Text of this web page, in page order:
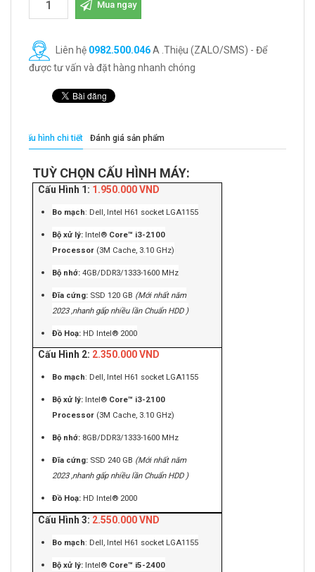
Mua ngay
Liên hệ 0982.500.046A .Thiệu (ZALO/SMS) - Để
được tư vấn và đặt hàng nhanh chóng
Cấu hình chi tiết Đánh giá sản phẩm
TUỲ CHỌN CẤU HÌNH MÁY:
Cấu Hình 1: 1.950.000 VND
Bo mạch: Dell, Intel H61 socket LGA1155
Bộ xử lý: Intel® Core™ i3-2100
Processor (3M Cache, 3.10 GHz)
Bộ nhớ:4GB/DDR3/1333-1600 MHz
Đĩa cứng: SSD 120 GB (Mới nhất năm
2023 ,nhanh gấp nhiều lần Chuẩn HDD )
Đồ Hoạ: HD Intel® 2000
Cấu Hình 2: 2.350.000 VND
Bo mạch: Dell, Intel H61 socket LGA1155
Bộ xử lý: Intel® Core™ i3-2100
Processor (3M Cache, 3.10 GHz)
Bộ nhớ: 8GB/DDR3/1333-1600 MHz
Đĩa cứng: SSD 240 GB (Mới nhất năm
2023 ,nhanh gấp nhiều lần Chuẩn HDD )
Đồ Hoạ: HD Intel® 2000
Cấu Hình 3: 2.550.000 VND
Bo mạch: Dell, Intel H61 socket LGA1155
Bộ xử lý: Intel® Core™ i5-2400